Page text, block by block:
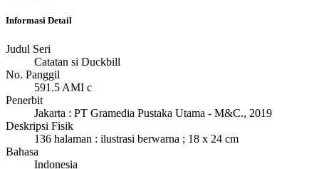
Informasi Detail
Judul Seri
Catatan si Duckbill
No. Panggil
591.5 AMI c
Penerbit
Jakarta : PT Gramedia Pustaka Utama - M&C., 2019
Deskripsi Fisik
136 halaman : ilustrasi berwarna ; 18 x 24 cm
Bahasa
Indonesia